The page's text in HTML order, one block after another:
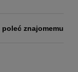
poleć znajomemu